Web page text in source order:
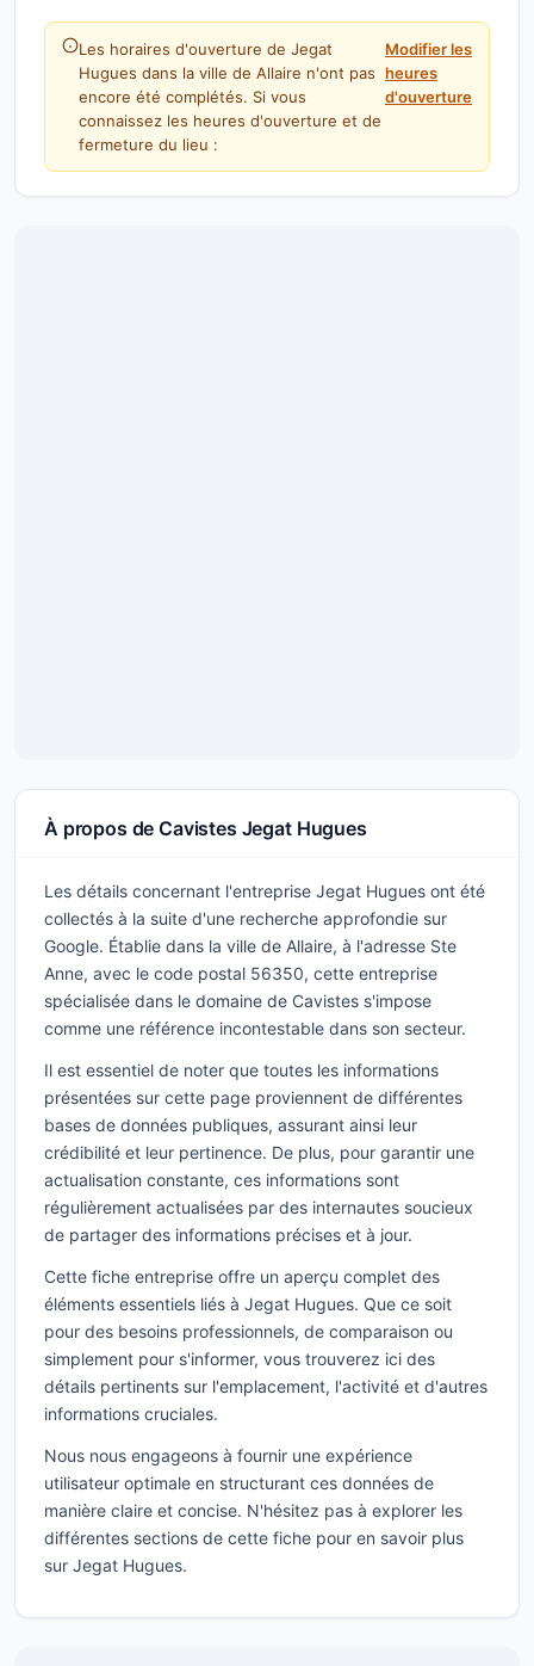
Les horaires d'ouverture de Jegat
Hugues dans la ville de Allaire n'ont pas
encore été complétés. Si vous
connaissez les heures d'ouverture et de
fermeture du lieu :
Modifier les
heures
d'ouverture
À propos de Cavistes Jegat Hugues
Les détails concernant l'entreprise Jegat Hugues ont été
collectés à la suite d'une recherche approfondie sur
Google. Établie dans la ville de Allaire, à l'adresse Ste
Anne, avec le code postal 56350, cette entreprise
spécialisée dans le domaine de Cavistes s'impose
comme une référence incontestable dans son secteur.
Il est essentiel de noter que toutes les informations
présentées sur cette page proviennent de différentes
bases de données publiques, assurant ainsi leur
crédibilité et leur pertinence. De plus, pour garantir une
actualisation constante, ces informations sont
régulièrement actualisées par des internautes soucieux
de partager des informations précises et à jour.
Cette fiche entreprise offre un aperçu complet des
éléments essentiels liés à Jegat Hugues. Que ce soit
pour des besoins professionnels, de comparaison ou
simplement pour s'informer, vous trouverez ici des
détails pertinents sur l'emplacement, l'activité et d'autres
informations cruciales.
Nous nous engageons à fournir une expérience
utilisateur optimale en structurant ces données de
manière claire et concise. N'hésitez pas à explorer les
différentes sections de cette fiche pour en savoir plus
sur Jegat Hugues.